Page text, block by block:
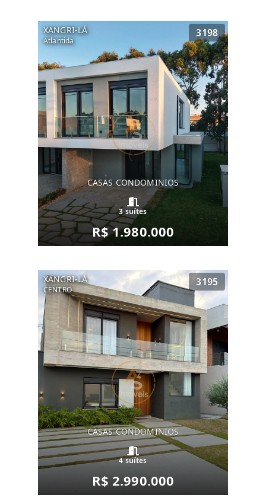
XANGRI-LÁ
Atlantida
3198
CASAS CONDOMINIOS
3 suítes
R$ 1.980.000
XANGRI-LÁ
CENTRO
3195
CASAS CONDOMINIOS
4 suítes
R$ 2.990.000